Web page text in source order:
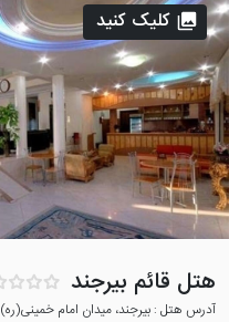
هتل قائم بیرجند
آدرس هتل : بیرجند، میدان امام خمینی(ره)
کلیک کنید